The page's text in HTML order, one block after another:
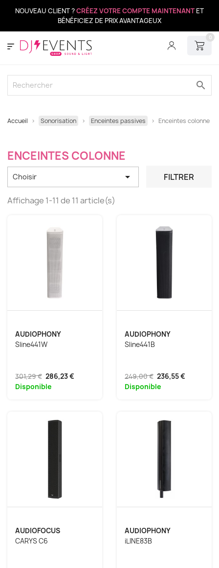
NOUVEAU CLIENT ?CRÉEZ VOTRE COMPTE MAINTENANT ET
BÉNÉFICIEZ DE PRIX AVANTAGEUX
0
search
Accueil Sonorisation Enceintes passives Enceintes colonne
ENCEINTES COLONNE
Choisir  FILTRER
Affichage 1-11 de 11 article(s)
AUDIOPHONY
Sline441W
301,29 € 286,23 €
Disponible
AUDIOPHONY
Sline441B
249,00 € 236,55 €
Disponible
AUDIOFOCUS
CARYS C6
AUDIOPHONY
iLINE83B